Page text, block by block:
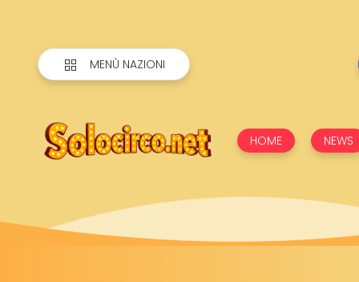
MENÙ NAZIONI
HOME NEWS